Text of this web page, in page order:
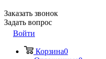
Заказать звонок
Задать вопрос
Войти
Корзина0